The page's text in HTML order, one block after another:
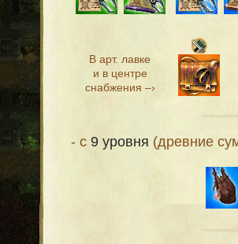
В арт. лавке
и в центре
снабжения –›
- с 9 уровня (древние